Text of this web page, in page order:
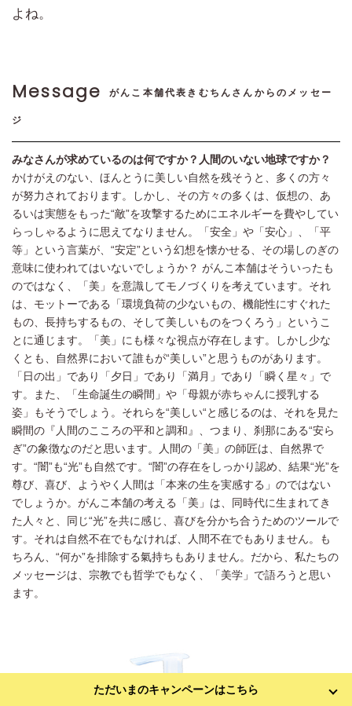
ただいまのキャンペーンはこちら
よね。
Message がんこ本舗代表きむちんさんからのメッセー
ジ
みなさんが求めているのは何ですか？人間のいない地球ですか？
かけがえのない、ほんとうに美しい自然を残そうと、多くの方々
が努力されております。しかし、その方々の多くは、仮想の、あ
るいは実態をもった“敵”を攻撃するためにエネルギーを費やしてい
らっしゃるように思えてなりません。「安全」や「安心」、「平
等」という言葉が、“安定”という幻想を懐かせる、その場しのぎの
意味に使われてはいないでしょうか？ がんこ本舗はそういったも
のではなく、「美」を意識してモノづくりを考えています。それ
は、モットーである「環境負荷の少ないもの、機能性にすぐれた
もの、長持ちするもの、そして美しいものをつくろう」というこ
とに通じます。「美」にも様々な視点が存在します。しかし少な
くとも、自然界において誰もが“美しい”と思うものがあります。
「日の出」であり「夕日」であり「満月」であり「瞬く星々」で
す。また、「生命誕生の瞬間」や「母親が赤ちゃんに授乳する
姿」もそうでしょう。それらを“美しい“と感じるのは、それを見た
瞬間の『人間のこころの平和と調和』、つまり、刹那にある“安ら
ぎ”の象徴なのだと思います。人間の「美」の師匠は、自然界で
す。“闇”も“光”も自然です。“闇”の存在をしっかり認め、結果“光”を
尊び、喜び、ようやく人間は「本来の生を実感する」のではない
でしょうか。がんこ本舗の考える「美」は、同時代に生まれてき
た人々と、同じ“光”を共に感じ、喜びを分かち合うためのツールで
す。それは自然不在でもなければ、人間不在でもありません。も
ちろん、“何か”を排除する氣持ちもありません。だから、私たちの
メッセージは、宗教でも哲学でもなく、「美学」で語ろうと思い
ます。